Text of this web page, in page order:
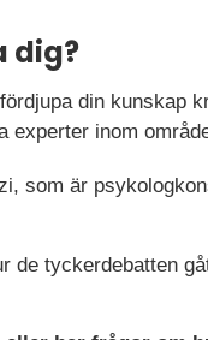
dig?
din kunskap
experter inom
som är
de tyckerdebatten